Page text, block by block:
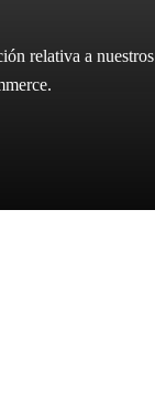
relativa a nuestros